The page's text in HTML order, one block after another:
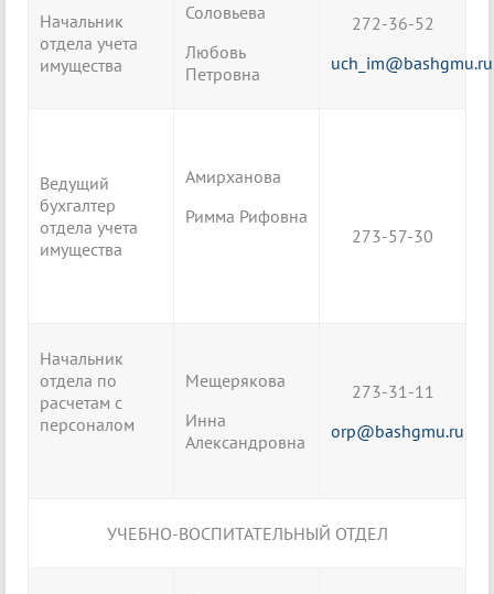
Начальник
отдела учета
имущества
Соловьева
Любовь
Петровна
272-36-52
uch_im@bashgmu.ru
Ведущий
бухгалтер
отдела учета
имущества
Амирханова
Римма Рифовна
273-57-30
Начальник
отдела по
расчетам с
персоналом
Мещерякова
Инна
Александровна
273-31-11
orp@bashgmu.ru
УЧЕБНО-ВОСПИТАТЕЛЬНЫЙ ОТДЕЛ